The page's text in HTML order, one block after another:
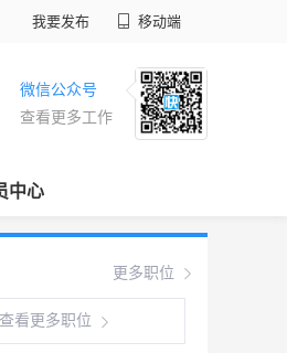
我要发布 移动端
微信公众号
查看更多工作
中心
更多职位
查看更多职位